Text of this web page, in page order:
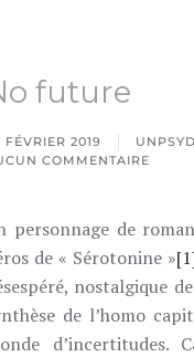
future
FÉVRIER 2019
COMMENTAIRE
personnage de
de « Sérotonine »
nostalgique
de l’homo
d’incertitudes.